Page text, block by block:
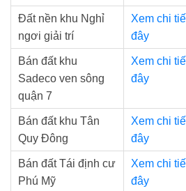
Đất nền khu Nghỉ
ngơi giải trí
Xem chi
đây
Bán đất khu
Sadeco ven sông
quận 7
Xem chi
đây
Bán đất khu Tân
Quy Đông
Xem chi
đây
Bán đất Tái định cư
Phú Mỹ
Xem chi
đây